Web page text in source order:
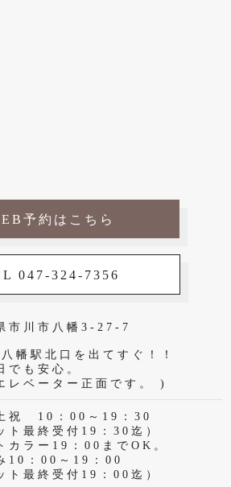
予約はこちら
047-324-7356
市川市八幡3-27-7
幡駅北口を出てすぐ！！
でも安心。
レベーター正面です。 )
祝 10：00～19：30
ト最終受付19：30迄）
カラー19：00までOK。
10：00～19：00
ト最終受付19：00迄）